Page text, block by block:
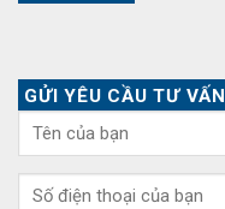
GỬI YÊU CẦU TƯ VẤN